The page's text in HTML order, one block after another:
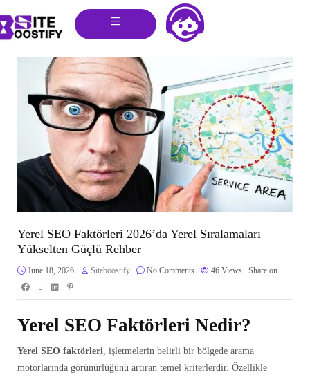
Yerel SEO Faktörleri 2026’da Yerel Sıralamaları
Yükselten Güçlü Rehber
June 18, 2026 Siteboostify No Comments 46 Views Share on
Yerel SEO Faktörleri Nedir?
Yerel SEO faktörleri, işletmelerin belirli bir bölgede arama
motorlarında görünürlüğünü artıran temel kriterlerdir. Özellikle